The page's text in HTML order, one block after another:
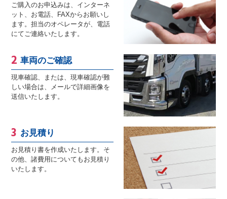
ご購入のお申込みは、インターネ
ット、お電話、FAXからお願いし
ます。担当のオペレータが、電話
にてご連絡いたします。
車両のご確認
現車確認、または、現車確認が難
しい場合は、メールで詳細画像を
送信いたします。
お見積り
お見積り書を作成いたします。そ
の他、諸費用についてもお見積り
いたします。